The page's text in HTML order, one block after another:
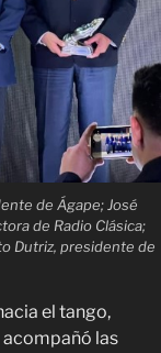
de Ágape; José
de Radio Clásica;
Dutriz, presidente de
el tango,
las